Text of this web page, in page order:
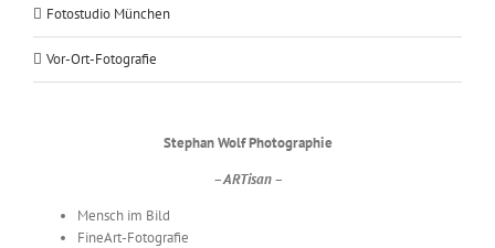
Fotostudio München
Vor-Ort-Fotografie
Stephan Wolf Photographie
– ARTisan –
Mensch im Bild
FineArt-Fotografie